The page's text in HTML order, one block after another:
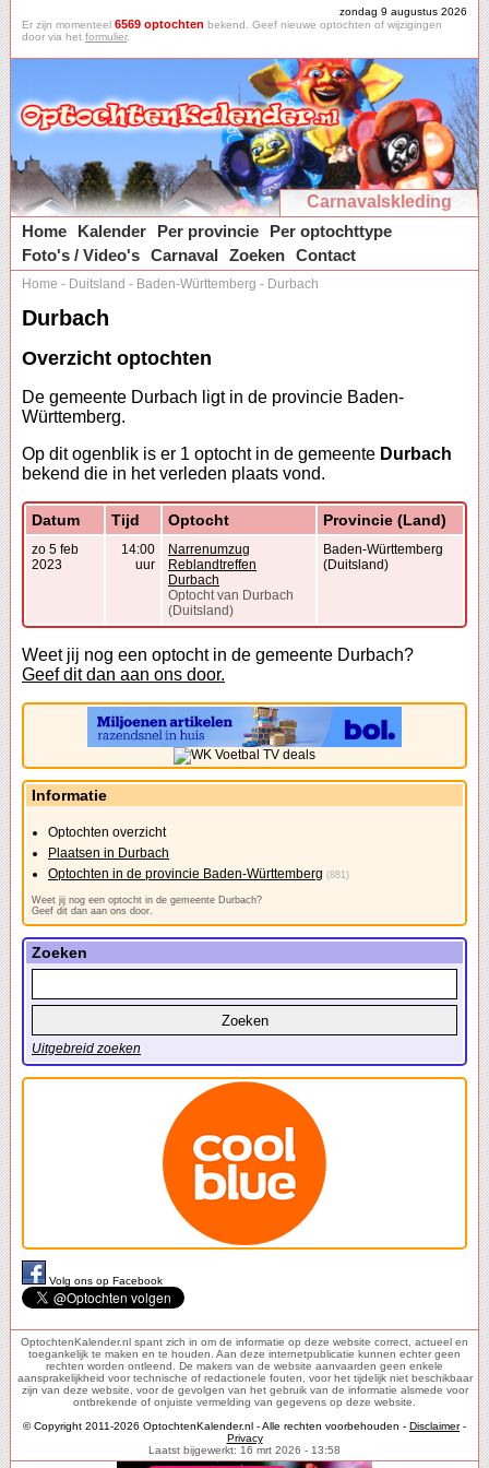
zondag 9 augustus 2026
Er zijn momenteel 6569 optochten bekend. Geef nieuwe optochten of wijzigingen
door via het formulier.
Carnavalskleding
Home
Kalender Per provincie
Per optochttype
Foto's / Video's Carnaval Zoeken Contact
Home - Duitsland - Baden-Württemberg - Durbach
Durbach
Overzicht optochten
De gemeente Durbach ligt in de provincie Baden-
Württemberg.
Op dit ogenblik is er 1 optocht in de gemeente Durbach
bekend die in het verleden plaats vond.
Datum Tijd Optocht Provincie (Land)
zo 5 feb
2023
14:00
uur
Narrenumzug
Reblandtreffen
Durbach
Optocht van Durbach
(Duitsland)
Baden-Württemberg
(Duitsland)
Weet jij nog een optocht in de gemeente Durbach?
Geef dit dan aan ons door.
Informatie
Optochten overzicht
Plaatsen in Durbach
Optochten in de provincie Baden-Württemberg (881)
Weet jij nog een optocht in de gemeente Durbach?
Geef dit dan aan ons door.
Zoeken
Uitgebreid zoeken
Volg ons op Facebook
OptochtenKalender.nl spant zich in om de informatie op deze website correct, actueel en
toegankelijk te maken en te houden. Aan deze internetpublicatie kunnen echter geen
rechten worden ontleend. De makers van de website aanvaarden geen enkele
aansprakelijkheid voor technische of redactionele fouten, voor het tijdelijk niet beschikbaar
zijn van deze website, voor de gevolgen van het gebruik van de informatie alsmede voor
ontbrekende of onjuiste vermelding van gegevens op deze website.
© Copyright 2011-2026 OptochtenKalender.nl - Alle rechten voorbehouden - Disclaimer-
Privacy
Laatst bijgewerkt: 16 mrt 2026 - 13:58